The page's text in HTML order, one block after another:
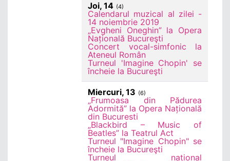
Joi, 14 (4)
Calendarul muzical al zilei -
14 noiembrie 2019
„Evgheni Oneghin” la Opera
Națională Bucureşti
Concert vocal-simfonic la
Ateneul Român
Turneul 'Imagine Chopin' se
încheie la Bucureşti
Miercuri, 13 (6)
„Frumoasa din Pădurea
Adormită” la Opera Națională
din Bucuresti
„Blackbird – Music of
Beatles” la Teatrul Act
Turneul "Imagine Chopin" se
încheie la Bucureşti
Turneul național